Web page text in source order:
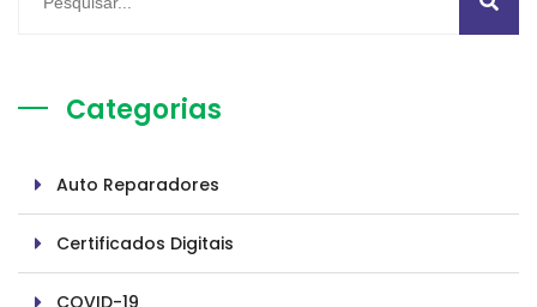
Categorias
Auto Reparadores
Certificados Digitais